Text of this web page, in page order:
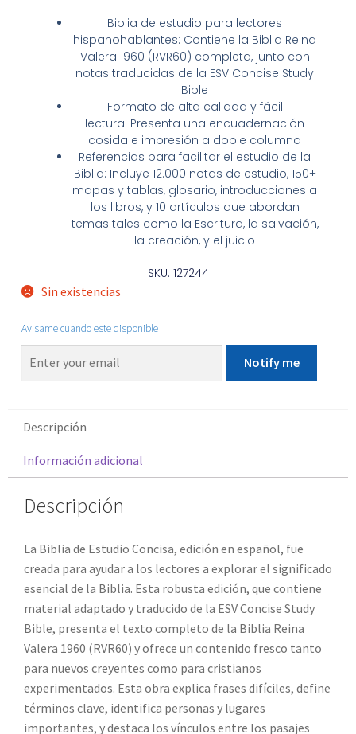
Biblia de estudio para lectores
hispanohablantes: Contiene la Biblia Reina
Valera 1960 (RVR60) completa, junto con
notas traducidas de la ESV Concise Study
Bible
Formato de alta calidad y fácil
lectura: Presenta una encuadernación
cosida e impresión a doble columna
Referencias para facilitar el estudio de la
Biblia: Incluye 12.000 notas de estudio, 150+
mapas y tablas, glosario, introducciones a
los libros, y 10 artículos que abordan
temas tales como la Escritura, la salvación,
la creación, y el juicio
SKU: 127244
Sin existencias
Avisame cuando este disponible
Notify me
Descripción
Información adicional
Descripción
La Biblia de Estudio Concisa, edición en español, fue
creada para ayudar a los lectores a explorar el significado
esencial de la Biblia. Esta robusta edición, que contiene
material adaptado y traducido de la ESV Concise Study
Bible, presenta el texto completo de la Biblia Reina
Valera 1960 (RVR60) y ofrece un contenido fresco tanto
para nuevos creyentes como para cristianos
experimentados. Esta obra explica frases difíciles, define
términos clave, identifica personas y lugares
importantes, y destaca los vínculos entre los pasajes